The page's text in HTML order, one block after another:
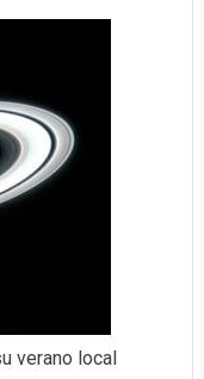
verano local